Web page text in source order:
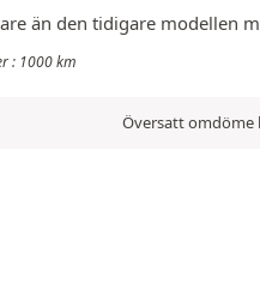
än den tidigare modellen
: 1000 km
Översatt omdöme